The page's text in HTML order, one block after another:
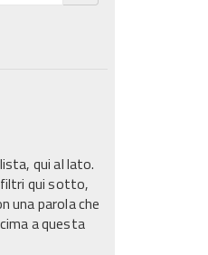
qui al lato.
filtri qui sotto,
una parola che
a questa